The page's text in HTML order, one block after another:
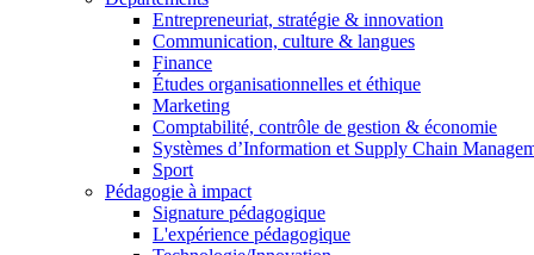
Entrepreneuriat, stratégie & innovation
Communication, culture & langues
Finance
Études organisationnelles et éthique
Marketing
Comptabilité, contrôle de gestion & économie
Systèmes d’Information et Supply Chain
Sport
Pédagogie à impact
Signature pédagogique
L'expérience pédagogique